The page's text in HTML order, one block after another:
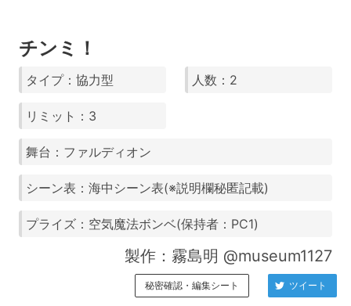
チンミ！
タイプ：協力型 人数：2
リミット：3
舞台：ファルディオン
シーン表：海中シーン表(※説明欄秘匿記載)
プライズ：空気魔法ボンベ(保持者：PC1)
製作：霧島明 @museum1127
秘密確認・編集シート ツイート